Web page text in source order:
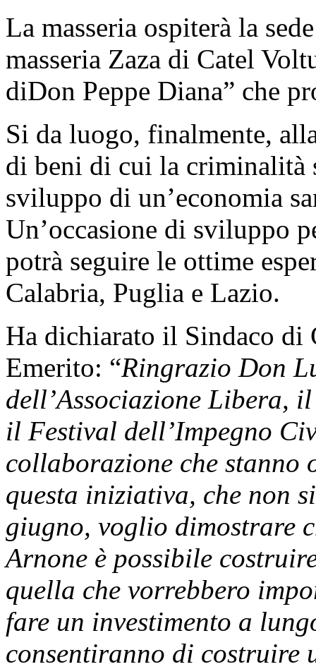
La masseria ospiterà la
masseria Zaza di Catel
diDon Peppe Diana” che
Si da luogo, finalmente,
di beni di cui la criminalità
sviluppo di un’economia
Un’occasione di sviluppo
potrà seguire le ottime
Calabria, Puglia e Lazio.
Ha dichiarato il Sindaco di
Emerito: “Ringrazio Don
dell’Associazione Libera,
il Festival dell’Impegno
collaborazione che stanno
questa iniziativa, che non
giugno, voglio dimostrare
Arnone è possibile
quella che vorrebbero
fare un investimento a
consentiranno di costruire